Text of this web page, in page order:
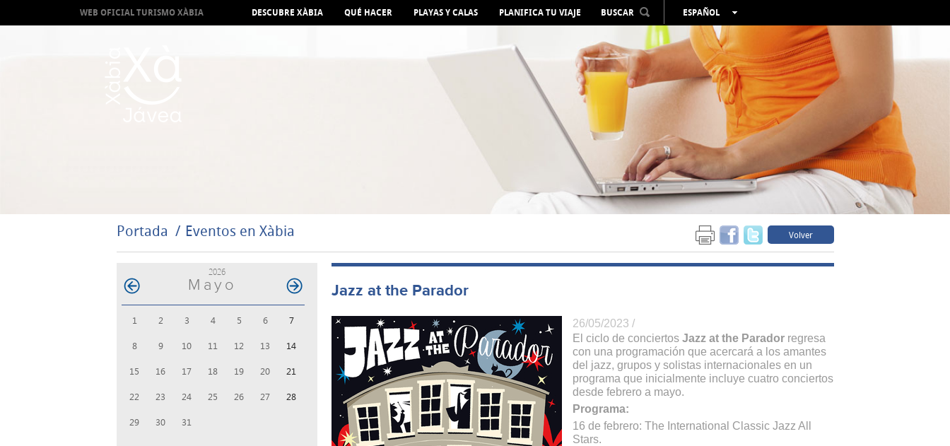
WEB OFICIAL TURISMO XÀBIA DESCUBRE XÀBIA QUÉ HACER PLAYAS Y CALAS PLANIFICA TU VIAJE BUSCAR
ESPAÑOL
VALENCIÀ
ENGLISH
FRANÇAIS
DEUTSCH
Portada Eventos en Xàbia Volver
2026
Mayo
1 2 3 4 5 6 7
8 9 10 11 12 13 14
15 16 17 18 19 20 21
22 23 24 25 26 27 28
29 30 31
Jazz at the Parador
26/05/2023 /
El ciclo de conciertosJazz at the Parador regresa
con una programación que acercará a los amantes
del jazz, grupos y solistas internacionales en un
programa que inicialmente incluye cuatro conciertos
desde febrero a mayo.
Programa:
16 de febrero: The International Classic Jazz All
Stars.